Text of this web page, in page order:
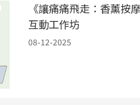
《讓痛痛飛走：香薰按
互動工作坊
08-12-2025